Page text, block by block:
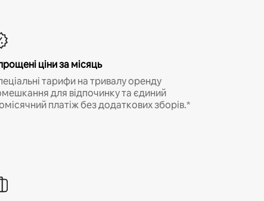
ціни за місяць
тарифи на тривалу оренду
для відпочинку та єдиний
платіж без додаткових зборів.*